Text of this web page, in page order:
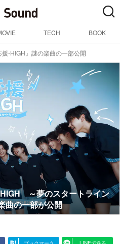
TECH BOOK
援-HIGH』謎の楽曲の一部公開
～夢のスタートライン
曲の一部が公開